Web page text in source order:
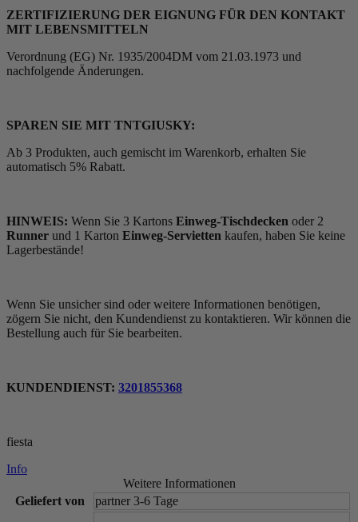
ZERTIFIZIERUNG DER EIGNUNG FÜR DEN KONTAKT
MIT LEBENSMITTELN
Verordnung (EG) Nr. 1935/2004DM vom 21.03.1973 und
nachfolgende Änderungen.
SPAREN SIE MIT TNTGIUSKY:
Ab 3 Produkten, auch gemischt im Warenkorb, erhalten Sie
automatisch 5% Rabatt.
HINWEIS: Wenn Sie 3 Kartons Einweg-Tischdecken oder 2
Runner und 1 Karton Einweg-Servietten kaufen, haben Sie keine
Lagerbestände!
Wenn Sie unsicher sind oder weitere Informationen benötigen,
zögern Sie nicht, den Kundendienst zu kontaktieren. Wir können die
Bestellung auch für Sie bearbeiten.
KUNDENDIENST: 3201855368
fiesta
Info
Weitere Informationen
Geliefert von
partner 3-6 Tage